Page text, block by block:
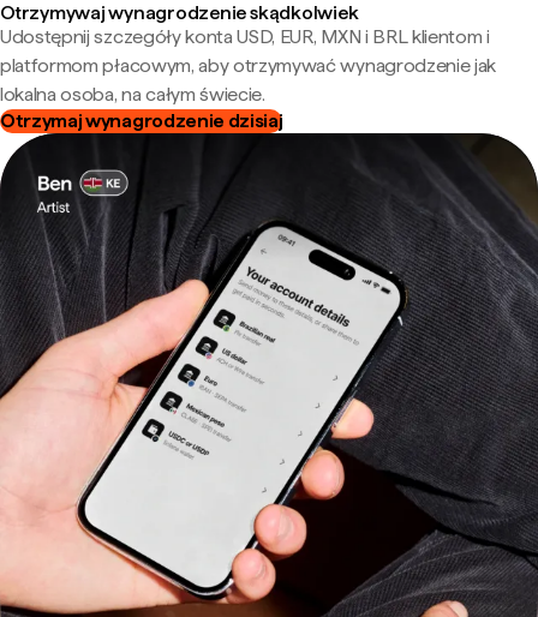
Otrzymywaj wynagrodzenie skądkolwiek
Udostępnij szczegóły konta USD, EUR, MXN i BRL klientom i
platformom płacowym, aby otrzymywać wynagrodzenie jak
lokalna osoba, na całym świecie.
Otrzymaj wynagrodzenie dzisiaj